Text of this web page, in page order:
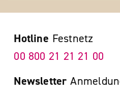
Hotline Festnetz
00 800 21 21 21 00
Newsletter